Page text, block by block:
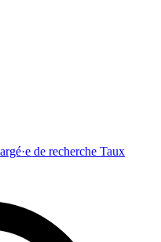
de recherche Taux